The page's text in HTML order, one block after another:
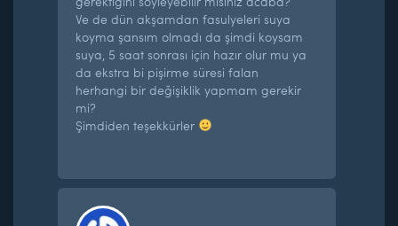
Ve de dün akşamdan fasulyeleri suya
koyma şansım olmadı da şimdi koysam
suya, 5 saat sonrası için hazır olur mu ya
da ekstra bi pişirme süresi falan
herhangi bir değişiklik yapmam gerekir
mi?
Şimdiden teşekkürler